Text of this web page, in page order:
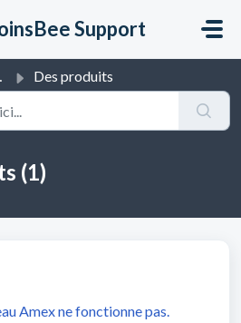
Support
Des produits
(1)
Amex ne fonctionne pas.